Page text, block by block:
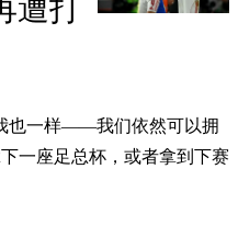
遭打
也一样——我们依然可以拥
一座足总杯，或者拿到下赛